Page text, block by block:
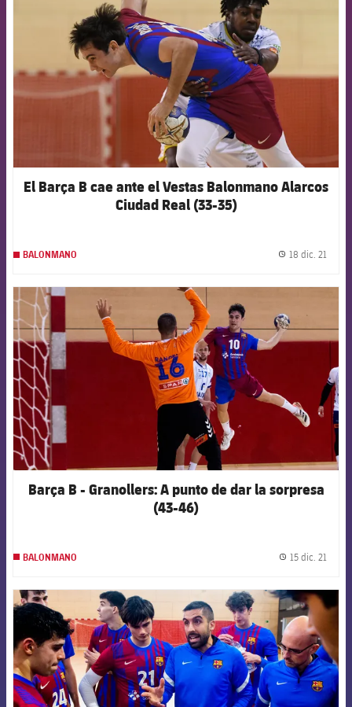
El Barça B cae ante el Vestas Balonmano Alarcos
Ciudad Real (33-35)
BALONMANO 18 dic. 21
FCB Barcelona badge
Barça B - Granollers: A punto de dar la sorpresa
(43-46)
BALONMANO 15 dic. 21
FCB Barcelona badge